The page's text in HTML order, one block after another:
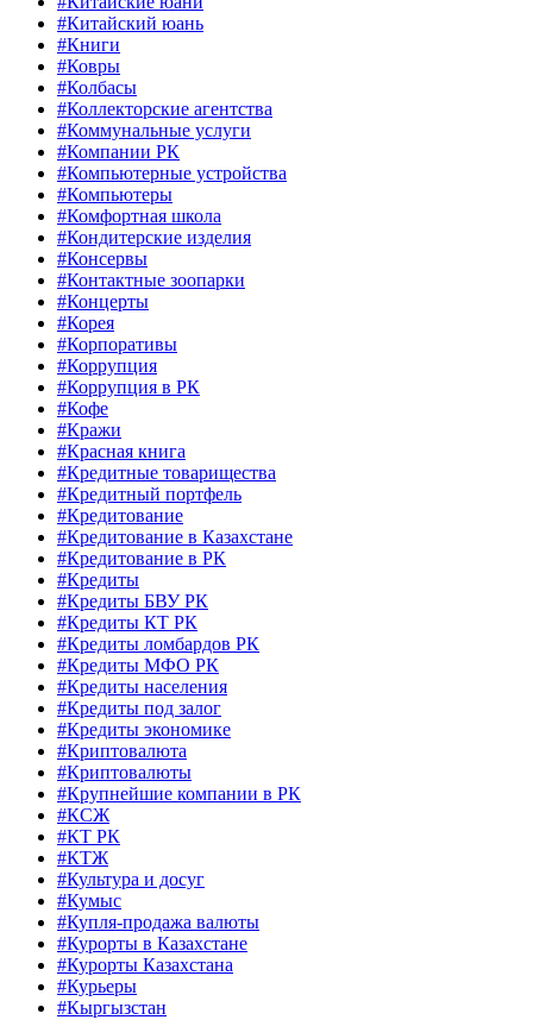
#Китайский юань
#Книги
#Ковры
#Колбасы
#Коллекторские агентства
#Коммунальные услуги
#Компании РК
#Компьютерные устройства
#Компьютеры
#Комфортная школа
#Кондитерские изделия
#Консервы
#Контактные зоопарки
#Концерты
#Корея
#Корпоративы
#Коррупция
#Коррупция в РК
#Кофе
#Кражи
#Красная книга
#Кредитные товарищества
#Кредитный портфель
#Кредитование
#Кредитование в Казахстане
#Кредитование в РК
#Кредиты
#Кредиты БВУ РК
#Кредиты КТ РК
#Кредиты ломбардов РК
#Кредиты МФО РК
#Кредиты населения
#Кредиты под залог
#Кредиты экономике
#Криптовалюта
#Криптовалюты
#Крупнейшие компании в РК
#КСЖ
#КТ РК
#КТЖ
#Культура и досуг
#Кумыс
#Купля-продажа валюты
#Курорты в Казахстане
#Курорты Казахстана
#Курьеры
#Кыргызстан